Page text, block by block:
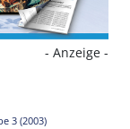
- Anzeige -
3 (2003)